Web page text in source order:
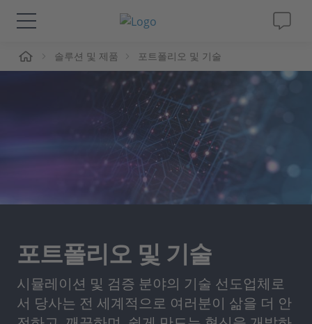
솔루션 및 제품
인재채용
솔루션 및 제품 포트폴리오 및 기술
포트폴리오 및 기술
시뮬레이션 및 검증 분야의 기술 선도업체로
서 당사는 전 세계적으로 여러분이 삶을 더 안